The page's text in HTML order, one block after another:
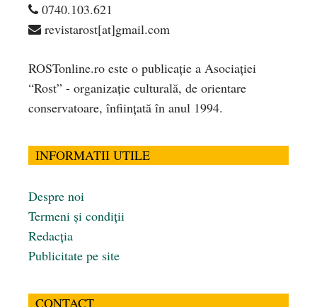
0740.103.621
revistarost[at]gmail.com
ROSTonline.ro este o publicaţie a Asociaţiei
“Rost” - organizaţie culturală, de orientare
conservatoare, înfiinţată în anul 1994.
INFORMATII UTILE
Despre noi
Termeni și condiții
Redacția
Publicitate pe site
CONTACT